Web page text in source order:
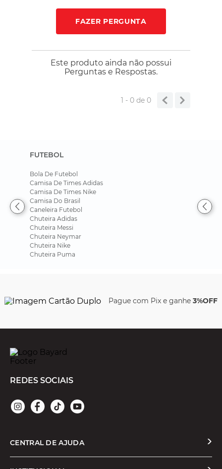
FAZER PERGUNTA
Este produto ainda não possui
Perguntas e Respostas.
1 - 0de 0
FUTEBOL
Bola De Futebol
Camisa De Times Adidas
Camisa De Times Nike
Camisa Do Brasil
Caneleira Futebol
Chuteira Adidas
Chuteira Messi
Chuteira Neymar
Chuteira Nike
Chuteira Puma
Pague com Pix e ganhe 3%OFF
REDES SOCIAIS
CENTRAL DE AJUDA